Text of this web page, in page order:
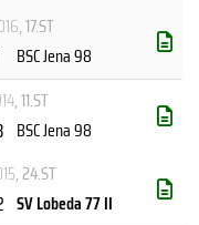
, 17.ST
BSC Jena 98
, 11.ST
BSC Jena 98
, 24.ST
SV Lobeda 77 II